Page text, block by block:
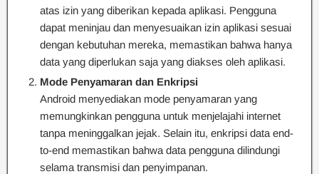
atas izin yang diberikan kepada aplikasi. Pengguna
dapat meninjau dan menyesuaikan izin aplikasi sesuai
dengan kebutuhan mereka, memastikan bahwa hanya
data yang diperlukan saja yang diakses oleh aplikasi.
Mode Penyamaran dan Enkripsi
Android menyediakan mode penyamaran yang
memungkinkan pengguna untuk menjelajahi internet
tanpa meninggalkan jejak. Selain itu, enkripsi data end-
to-end memastikan bahwa data pengguna dilindungi
selama transmisi dan penyimpanan.